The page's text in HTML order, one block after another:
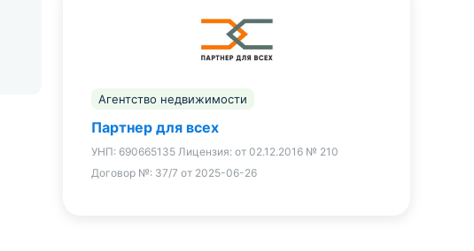
Агентство недвижимости
Партнер для всех
УНП: 690665135 Лицензия: от 02.12.2016 № 210
Договор №: 37/7 от 2025-06-26